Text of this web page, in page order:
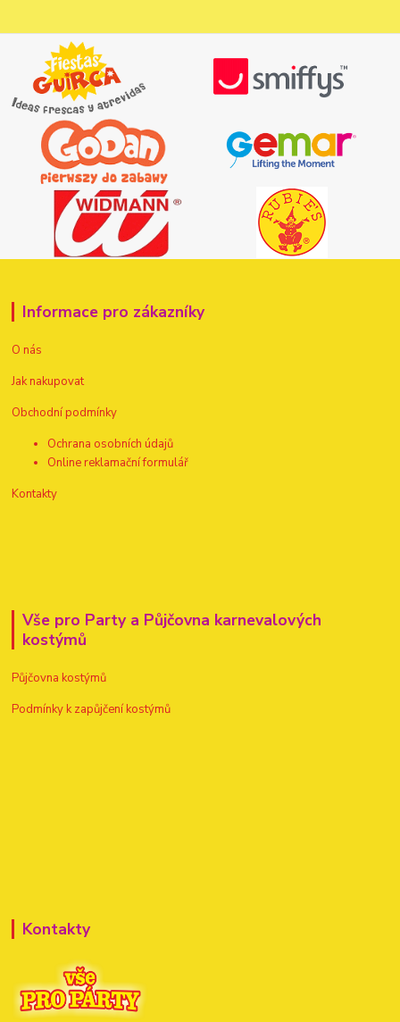
Informace pro zákazníky
O nás
Jak nakupovat
Obchodní podmínky
Ochrana osobních údajů
Online reklamační formulář
Kontakty
Vše pro Party a Půjčovna karnevalových
kostýmů
Půjčovna kostýmů
Podmínky k zapůjčení kostýmů
Kontakty